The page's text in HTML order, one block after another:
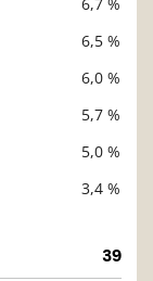
6,5 %
6,0 %
5,7 %
5,0 %
3,4 %
39